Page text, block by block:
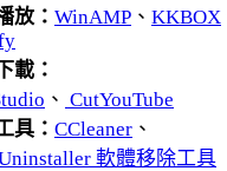
放： WinAMP 、 KKBOX
載：
、 CutYouTube
具： CCleaner 、
軟體移除工具